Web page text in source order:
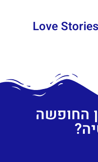
מוזיאון סיפורי האהבה (Love Stories
החופשה